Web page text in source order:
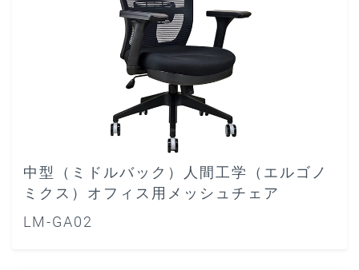
中型（ミドルバック）人間工学（エルゴノ
ミクス）オフィス用メッシュチェア
LM-GA02